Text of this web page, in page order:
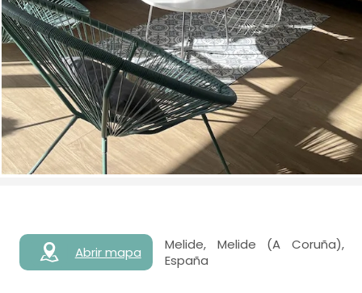
Abrir mapa
Melide, Melide (A Coruña),
España